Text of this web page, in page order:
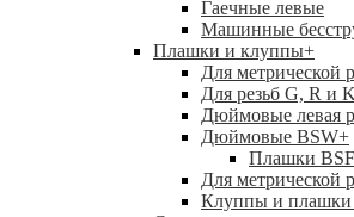
Гаечные левые
Машинные
Плашки и клуппы+
Для метрической
Для резьб G, R и K
Дюймовые левая
Дюймовые BSW+
Плашки BSF
Для метрической
Клуппы и